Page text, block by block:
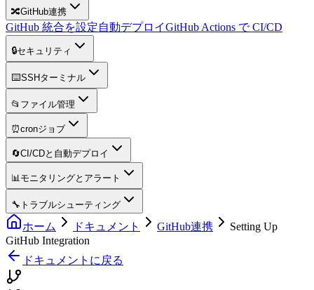
🔀GitHub連携
GitHub 統合を設定自動デプロイGitHub Actions で CI/CD
🔒セキュリティ
⌨️SSHターミナル
📂 ファイル管理
⏰cronジョブ
🔄CI/CDと自動デプロイ
📊モニタリングとアラート
🔧 トラブルシューティング
ホーム ドキュメント GitHub連携
Setting Up
GitHub Integration
ドキュメントに戻る